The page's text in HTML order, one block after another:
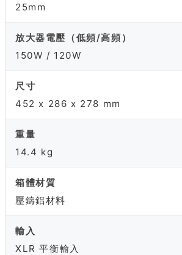
25mm
放大器電壓（低頻/高頻）
150W / 120W
尺寸
452 x 286 x 278 mm
重量
14.4 kg
箱體材質
壓鑄鋁材料
輸入
XLR 平衡輸入